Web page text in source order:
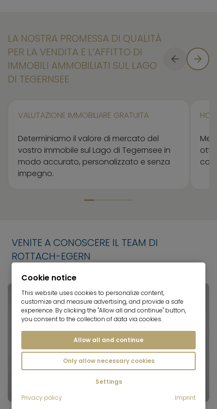
LA NOSTRA PROMESSA DI QUALITÀ
PER LA VENDITA E L’AFFITTO DI
IMMOBILI AMMOBILIATI SUL LAGO
DI TEGERNSEE
VALUTAZIONE IMMOBILIARE GRATUITA
Determiniamo il valore di mercato del
vostro immobile sul Lago di Tegernsee in
modo accurato, personalizzato e senza
impegno.
VENITE A CONOSCERE IL TEAM DI
ROTTACH-EGERN
Cookie notice
This website uses cookies to personalize content,
customize and measure advertising, and provide a safe
experience. By clicking the "Allow all and continue" button,
you consent to the collection of data via cookies.
Allow all and continue
Only allow necessary cookies
Settings
Privacy policy
Imprint